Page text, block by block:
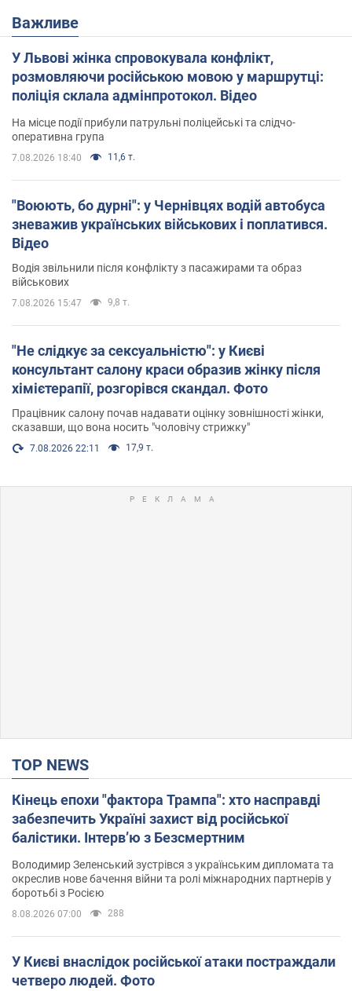
Важливе
У Львові жінка спровокувала конфлікт,
розмовляючи російською мовою у маршрутці:
поліція склала адмінпротокол. Відео
На місце події прибули патрульні поліцейські та слідчо-
оперативна група
7.08.2026 18:40 11,6 т.
"Воюють, бо дурні": у Чернівцях водій автобуса
зневажив українських військових і поплатився.
Відео
Водія звільнили після конфлікту з пасажирами та образ
військових
7.08.2026 15:47 9,8 т.
"Не слідкує за сексуальністю": у Києві
консультант салону краси образив жінку після
хімієтерапії, розгорівся скандал. Фото
Працівник салону почав надавати оцінку зовнішності жінки,
сказавши, що вона носить "чоловічу стрижку"
7.08.2026 22:11 17,9 т.
TOP NEWS
Кінець епохи "фактора Трампа": хто насправді
забезпечить Україні захист від російської
балістики. Інтерв’ю з Безсмертним
Володимир Зеленський зустрівся з українським дипломата та
окреслив нове бачення війни та ролі міжнародних партнерів у
боротьбі з Росією
8.08.2026 07:00 288
У Києві внаслідок російської атаки постраждали
четверо людей. Фото